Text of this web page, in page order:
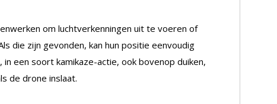
om luchtverkenningen uit te voeren of
die zijn gevonden, kan hun positie eenvoudig
een soort kamikaze-actie, ook bovenop duiken,
de drone inslaat.